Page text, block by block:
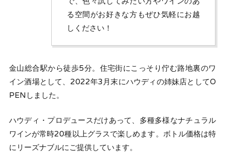
る空間がお好きな方もぜひ気軽にお越
しください！
金山総合駅から徒歩5分。住宅街にこっそり佇む路地裏のワ
イン酒場として、2022年3月末にハウディの姉妹店としてO
PENしました。
ハウディ・プロデュースだけあって、多種多様なナチュラル
ワインが常時20種以上グラスで楽しめます。ボトル価格は特
にリーズナブルにご提供しています。